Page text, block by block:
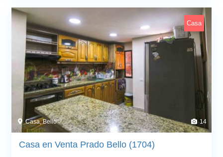
Casa
Casa, Bello 14
Casa en Venta Prado Bello (1704)